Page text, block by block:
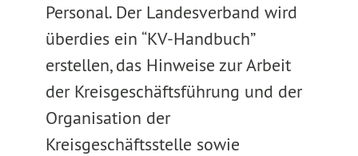
Personal. Der Landesverband wird
überdies ein “KV-Handbuch”
erstellen, das Hinweise zur Arbeit
der Kreisgeschäftsführung und der
Organisation der
Kreisgeschäftsstelle sowie